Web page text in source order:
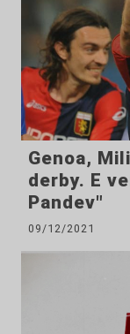
Genoa,
derby. E
Pandev"
09/12/2021